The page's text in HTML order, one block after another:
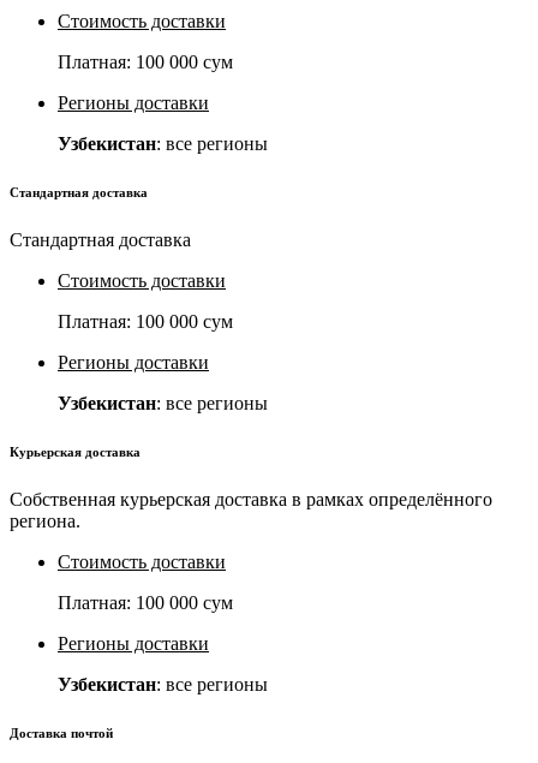
Стоимость доставки
Платная: 100 000 сум
Регионы доставки
Узбекистан: все регионы
Стандартная доставка
Стандартная доставка
Стоимость доставки
Платная: 100 000 сум
Регионы доставки
Узбекистан: все регионы
Курьерская доставка
Собственная курьерская доставка в рамках определённого
региона.
Стоимость доставки
Платная: 100 000 сум
Регионы доставки
Узбекистан: все регионы
Доставка почтой